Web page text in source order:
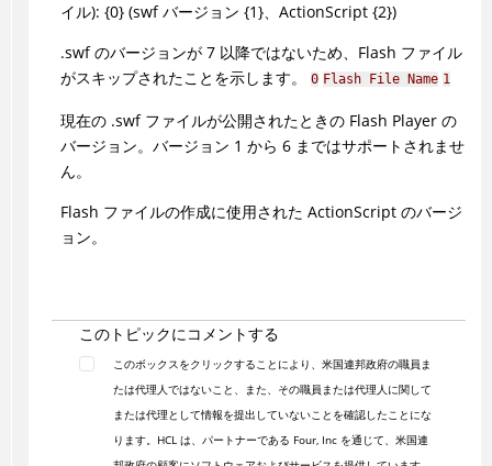
イル): {0} (swf バージョン {1}、ActionScript {2})
.swf のバージョンが 7 以降ではないため、Flash ファイル
がスキップされたことを示します。
0 Flash File Name 1
現在の .swf ファイルが公開されたときの Flash Player の
バージョン。バージョン 1 から 6 まではサポートされませ
ん。
Flash ファイルの作成に使用された ActionScript のバージ
ョン。
このトピックにコメントする
このボックスをクリックすることにより、米国連邦政府の職員ま
たは代理人ではないこと、また、その職員または代理人に関して
または代理として情報を提出していないことを確認したことにな
ります。HCL は、パートナーである Four, Inc を通じて、米国連